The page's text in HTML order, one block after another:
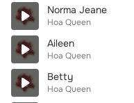
Norma Jeane
Hoa Queen
Aileen
Hoa Queen
Betty
Hoa Queen